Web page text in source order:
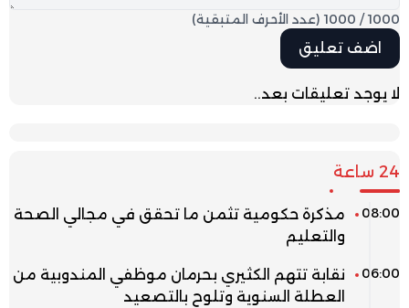
1000
/
1000 (عدد الأحرف المتبقية)
لا يوجد تعليقات بعد..
24 ساعة
08:00
مذكرة حكومية تثمن ما تحقق في مجالي الصحة
والتعليم
06:00
نقابة تتهم الكثيري بحرمان موظفي المندوبية من
العطلة السنوية وتلوح بالتصعيد